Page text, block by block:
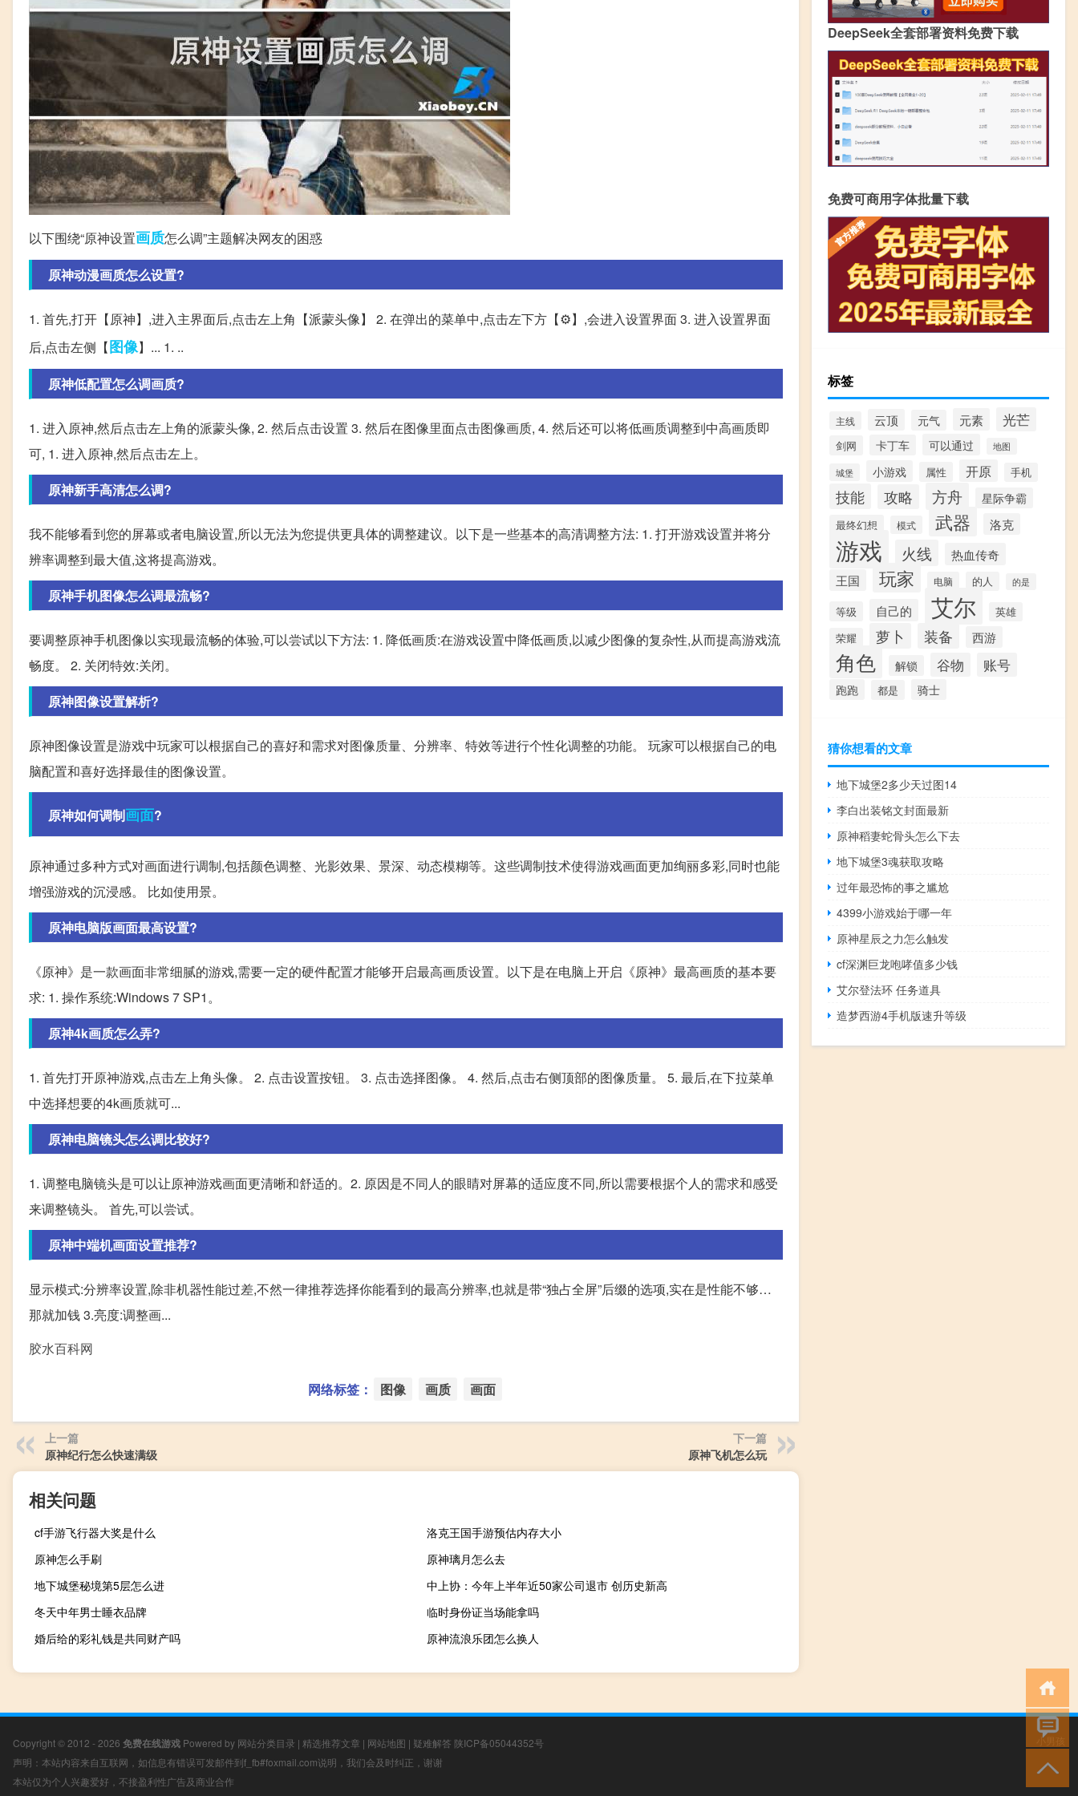
以下围绕“原神设置画质怎么调”主题解决网友的困惑
原神动漫画质怎么设置?
1. 首先,打开【原神】,进入主界面后,点击左上角【派蒙头像】 2. 在弹出的菜单中,点击左下方【⚙️】,会进入设置界面 3. 进入设置界面
后,点击左侧【图像】... 1. ..
原神低配置怎么调画质?
1. 进入原神,然后点击左上角的派蒙头像, 2. 然后点击设置 3. 然后在图像里面点击图像画质, 4. 然后还可以将低画质调整到中高画质即
可, 1. 进入原神,然后点击左上。
原神新手高清怎么调?
我不能够看到您的屏幕或者电脑设置,所以无法为您提供更具体的调整建议。以下是一些基本的高清调整方法: 1. 打开游戏设置并将分
辨率调整到最大值,这将提高游戏。
原神手机图像怎么调最流畅?
要调整原神手机图像以实现最流畅的体验,可以尝试以下方法: 1. 降低画质:在游戏设置中降低画质,以减少图像的复杂性,从而提高游戏流
畅度。 2. 关闭特效:关闭。
原神图像设置解析?
原神图像设置是游戏中玩家可以根据自己的喜好和需求对图像质量、分辨率、特效等进行个性化调整的功能。 玩家可以根据自己的电
脑配置和喜好选择最佳的图像设置。
原神如何调制画面?
原神通过多种方式对画面进行调制,包括颜色调整、光影效果、景深、动态模糊等。这些调制技术使得游戏画面更加绚丽多彩,同时也能
增强游戏的沉浸感。 比如使用景。
原神电脑版画面最高设置?
《原神》是一款画面非常细腻的游戏,需要一定的硬件配置才能够开启最高画质设置。以下是在电脑上开启《原神》最高画质的基本要
求: 1. 操作系统:Windows 7 SP1。
原神4k画质怎么弄?
1. 首先打开原神游戏,点击左上角头像。 2. 点击设置按钮。 3. 点击选择图像。 4. 然后,点击右侧顶部的图像质量。 5. 最后,在下拉菜单
中选择想要的4k画质就可...
原神电脑镜头怎么调比较好?
1. 调整电脑镜头是可以让原神游戏画面更清晰和舒适的。2. 原因是不同人的眼睛对屏幕的适应度不同,所以需要根据个人的需求和感受
来调整镜头。 首先,可以尝试。
原神中端机画面设置推荐?
显示模式:分辨率设置,除非机器性能过差,不然一律推荐选择你能看到的最高分辨率,也就是带“独占全屏”后缀的选项,实在是性能不够…
那就加钱 3.亮度:调整画...
胶水百科网
网络标签： 图像 画质 画面
上一篇
原神纪行怎么快速满级
下一篇
原神飞机怎么玩
相关问题
cf手游飞行器大奖是什么
洛克王国手游预估内存大小
原神怎么手刷
原神璃月怎么去
地下城堡秘境第5层怎么进
中上协：今年上半年近50家公司退市 创历史新高
冬天中年男士睡衣品牌
临时身份证当场能拿吗
婚后给的彩礼钱是共同财产吗
原神流浪乐团怎么换人
DeepSeek全套部署资料免费下载
免费可商用字体批量下载
标签
主线 云顶 元气 元素 光芒
剑网 卡丁车 可以通过 地图
城堡 小游戏 属性 开原 手机
技能 攻略 方舟 星际争霸
最终幻想 模式 武器 洛克
游戏 火线 热血传奇
王国 玩家 电脑 的人 的是
等级 自己的 艾尔 英雄
荣耀 萝卜 装备 西游
角色 解锁 谷物 账号
跑跑 都是 骑士
猜你想看的文章
地下城堡2多少天过图14
李白出装铭文封面最新
原神稻妻蛇骨头怎么下去
地下城堡3魂获取攻略
过年最恐怖的事之尴尬
4399小游戏始于哪一年
原神星辰之力怎么触发
cf深渊巨龙咆哮值多少钱
艾尔登法环 任务道具
造梦西游4手机版速升等级
Copyright © 2012 - 2026 免费在线游戏 Powered by 网站分类目录 | 精选推荐文章 | 网站地图 | 疑难解答 陕ICP备05044352号
声明：本站内容来自互联网，如信息有错误可发邮件到f_fb#foxmail.com说明，我们会及时纠正，谢谢
本站仅为个人兴趣爱好，不接盈利性广告及商业合作
小男孩